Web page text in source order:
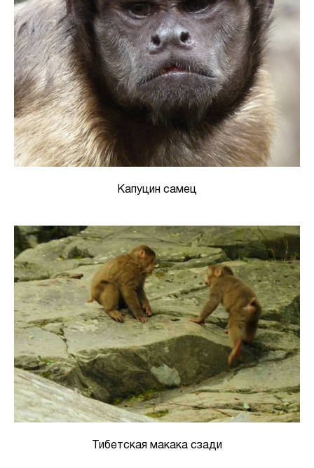
Капуцин самец
Тибетская макака сзади